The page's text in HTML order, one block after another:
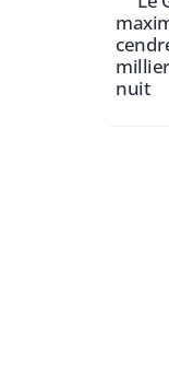
nuit